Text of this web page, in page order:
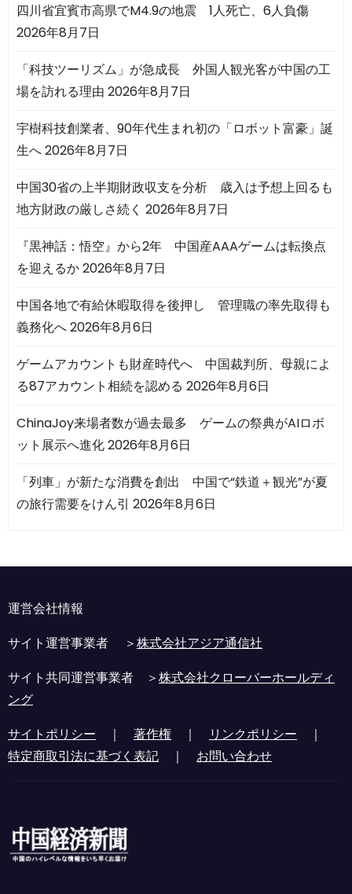
四川省宜賓市高県でM4.9の地震 1人死亡、6人負傷
2026年8月7日
「科技ツーリズム」が急成長 外国人観光客が中国の工
場を訪れる理由 2026年8月7日
宇樹科技創業者、90年代生まれ初の「ロボット富豪」誕
生へ2026年8月7日
中国30省の上半期財政収支を分析 歳入は予想上回るも
地方財政の厳しさ続く 2026年8月7日
『黒神話：悟空』から2年 中国産AAAゲームは転換点
を迎えるか2026年8月7日
中国各地で有給休暇取得を後押し 管理職の率先取得も
義務化へ2026年8月6日
ゲームアカウントも財産時代へ 中国裁判所、母親によ
る87アカウント相続を認める 2026年8月6日
ChinaJoy来場者数が過去最多 ゲームの祭典がAIロボ
ット展示へ進化2026年8月6日
「列車」が新たな消費を創出 中国で“鉄道＋観光”が夏
の旅行需要をけん引 2026年8月6日
運営会社情報
サイト運営事業者 ＞株式会社アジア通信社
サイト共同運営事業者 ＞株式会社クローバーホールディ
ング
サイトポリシー ｜ 著作権 ｜ リンクポリシー ｜
特定商取引法に基づく表記 ｜ お問い合わせ